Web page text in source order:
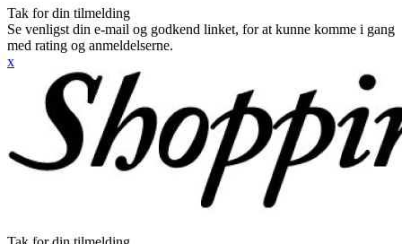
Tak for din tilmelding
Se venligst din e-mail og godkend linket, for at kunne komme i gang
med rating og anmeldelserne.
x